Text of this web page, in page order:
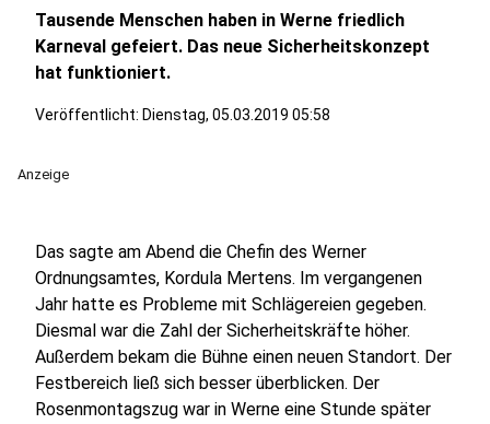
Tausende Menschen haben in Werne friedlich
Karneval gefeiert. Das neue Sicherheitskonzept
hat funktioniert.
Veröffentlicht: Dienstag, 05.03.2019 05:58
Anzeige
Das sagte am Abend die Chefin des Werner
Ordnungsamtes, Kordula Mertens. Im vergangenen
Jahr hatte es Probleme mit Schlägereien gegeben.
Diesmal war die Zahl der Sicherheitskräfte höher.
Außerdem bekam die Bühne einen neuen Standort. Der
Festbereich ließ sich besser überblicken. Der
Rosenmontagszug war in Werne eine Stunde später